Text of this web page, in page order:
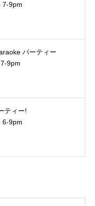
7-9pm
パーティー
9pm
ティー!
6-9pm